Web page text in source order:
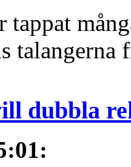
tappat
talangerna
dubbla
: